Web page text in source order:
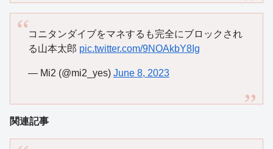
コニタンダイブをマネするも完全にブロックされ
る山本太郎 pic.twitter.com/9NOAkbY8Ig
— Mi2 (@mi2_yes) June 8, 2023
関連記事